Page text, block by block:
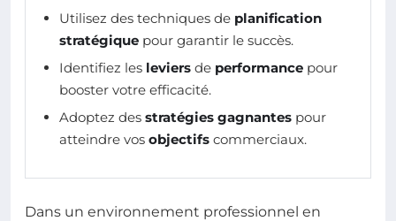
Utilisez des techniques de planification
stratégique pour garantir le succès.
Identifiez les leviers de performance pour
booster votre efficacité.
Adoptez des stratégies gagnantes pour
atteindre vos objectifs commerciaux.
Dans un environnement professionnel en